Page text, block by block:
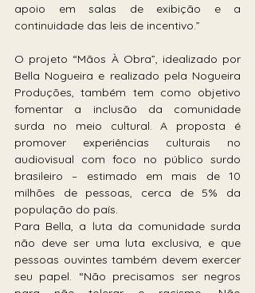
apoio em salas de exibição e a
continuidade das leis de incentivo.”
O projeto “Mãos À Obra”, idealizado por
Bella Nogueira e realizado pela Nogueira
Produções, também tem como objetivo
fomentar a inclusão da comunidade
surda no meio cultural. A proposta é
promover experiências culturais no
audiovisual com foco no público surdo
brasileiro – estimado em mais de 10
milhões de pessoas, cerca de 5% da
população do país.
Para Bella, a luta da comunidade surda
não deve ser uma luta exclusiva, e que
pessoas ouvintes também devem exercer
seu papel. “Não precisamos ser negros